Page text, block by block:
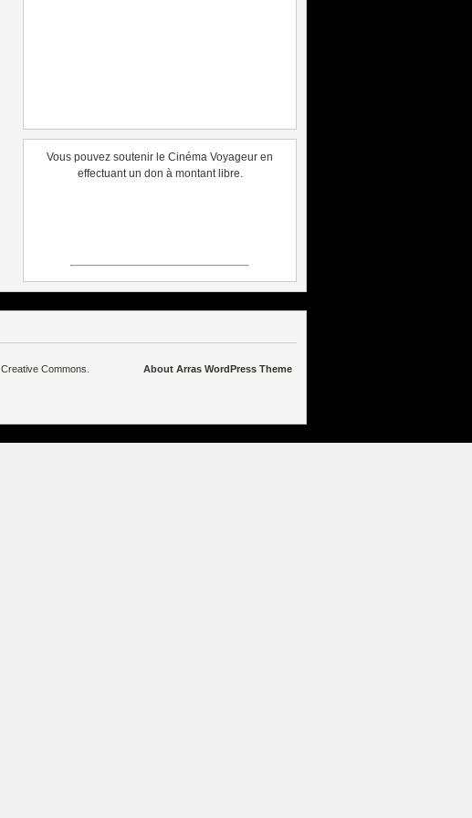
Vous pouvez soutenir le Cinéma Voyageur en
effectuant un don à montant libre.
About Arras WordPress Theme
Creative Commons